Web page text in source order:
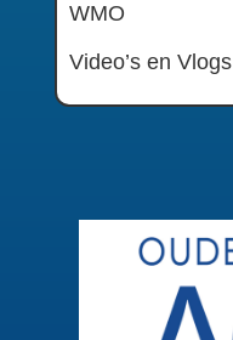
WMO
Video’s en Vlogs